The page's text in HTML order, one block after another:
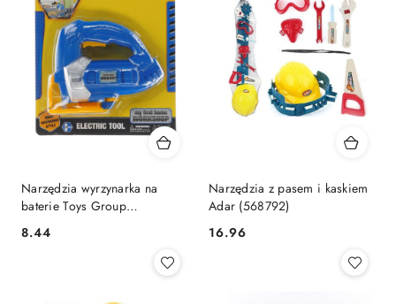
Narzędzia wyrzynarka na
baterie Toys Group
(TG407887)
Cena:
8.44
Narzędzia z pasem i kaskiem
Adar (568792)
Cena:
16.96